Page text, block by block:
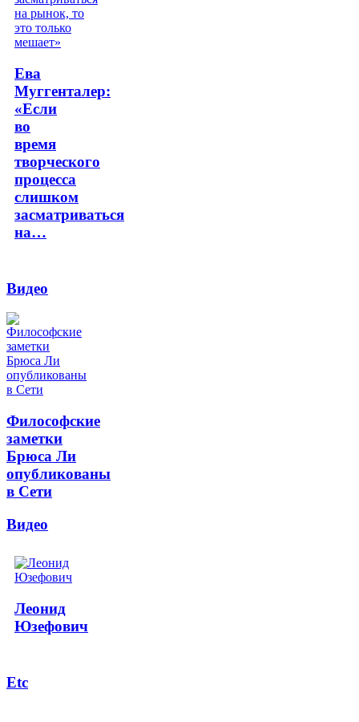
Ева
Муггенталер:
«Если
во
время
творческого
процесса
слишком
засматриваться
на…
Видео
Философские
заметки
Брюса Ли
опубликованы
в Сети
Видео
Леонид
Юзефович
Etc